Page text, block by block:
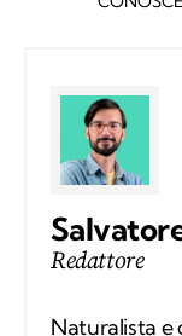
Redattore
Naturalista e